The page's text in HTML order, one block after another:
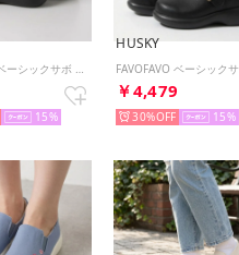
15
HUSKY
￥4,479
30% 15